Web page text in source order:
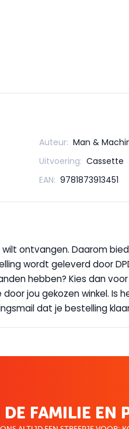
Auteur: Man &
Uitvoering: Cassette
EAN: 9781873913451
ontvangen. Daarom
wordt geleverd door
hebben? Kies dan voor
jou gekozen winkel.
dat je bestelling
FAMILIE EN